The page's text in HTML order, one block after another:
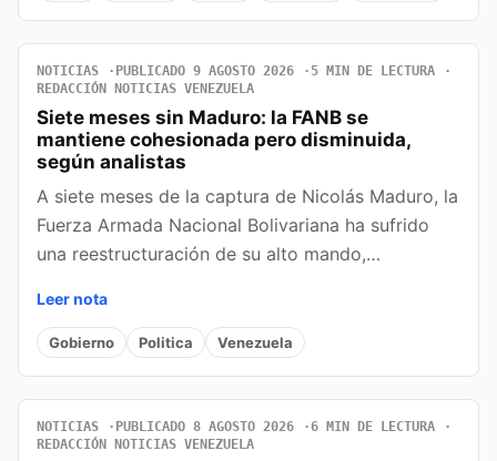
NOTICIAS PUBLICADO 9 AGOSTO 2026
5 MIN DE LECTURA
REDACCIÓN NOTICIAS VENEZUELA
Siete meses sin Maduro: la FANB se
mantiene cohesionada pero disminuida,
según analistas
A siete meses de la captura de Nicolás Maduro, la
Fuerza Armada Nacional Bolivariana ha sufrido
una reestructuración de su alto mando,…
Leer nota
Gobierno Politica Venezuela
NOTICIAS PUBLICADO 8 AGOSTO 2026
6 MIN DE LECTURA
REDACCIÓN NOTICIAS VENEZUELA